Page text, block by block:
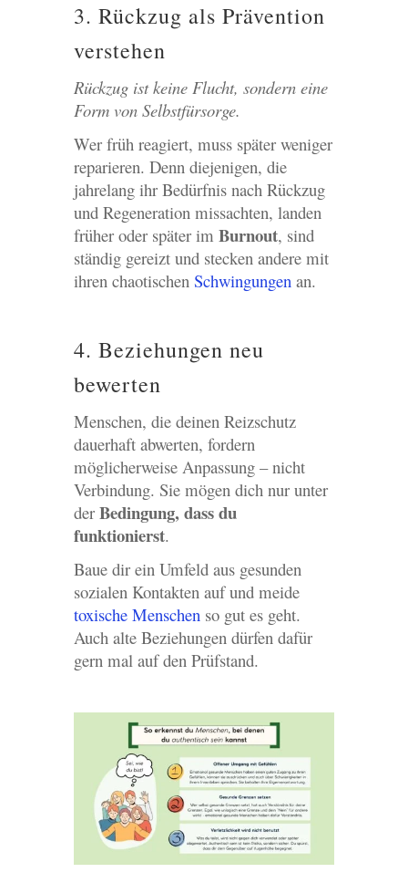
3. Rückzug als Prävention
verstehen
Rückzug ist keine Flucht, sondern eine
Form von Selbstfürsorge.
Wer früh reagiert, muss später weniger
reparieren. Denn diejenigen, die
jahrelang ihr Bedürfnis nach Rückzug
und Regeneration missachten, landen
früher oder später im Burnout, sind
ständig gereizt und stecken andere mit
ihren chaotischen Schwingungenan.
4. Beziehungen neu
bewerten
Menschen, die deinen Reizschutz
dauerhaft abwerten, fordern
möglicherweise Anpassung – nicht
Verbindung. Sie mögen dich nur unter
der Bedingung, dass du
funktionierst.
Baue dir ein Umfeld aus gesunden
sozialen Kontakten auf und meide
toxische Menschenso gut es geht.
Auch alte Beziehungen dürfen dafür
gern mal auf den Prüfstand.